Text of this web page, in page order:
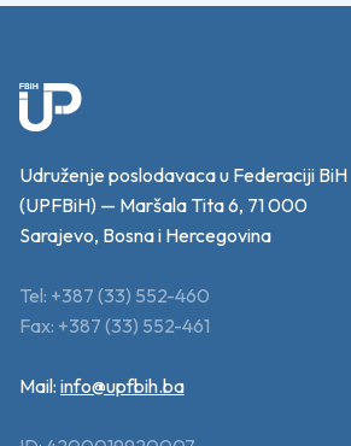
Udruženje poslodavaca u Federaciji BiH
(UPFBiH) — Maršala Tita 6, 71 000
Sarajevo, Bosna i Hercegovina
Tel: +387 (33) 552-460
Fax: +387 (33) 552-461
Mail: info@upfbih.ba